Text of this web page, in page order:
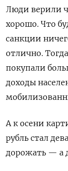
Люди верили
хорошо. Что
санкции
отлично.
покупали
доходы
А к осени
рубль стал
дорожать — а